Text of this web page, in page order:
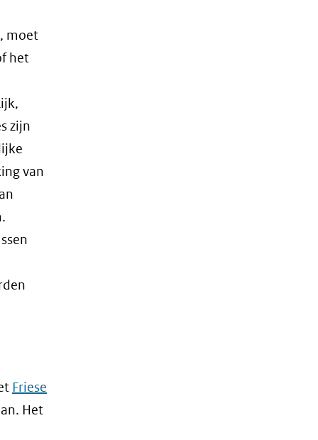
moet
het
zijn
van
Friese
Het